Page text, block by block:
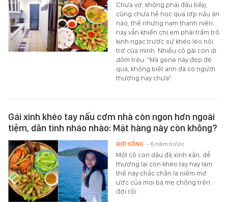
Chưa vợ, không phải đầu bếp,
cũng chưa hề học qua lớp nấu ăn
nào, thế nhưng nam thanh niên
này vẫn khiến chị em phải trầm trồ
kinh ngạc trước sự khéo léo nội
trợ của mình. Nhiều cô gái còn dí
dỏm trêu: "Mã gene này đẹp đẽ
quá, không biết anh đã có người
thương hay chưa".
Gái xinh khéo tay nấu cơm nhà còn ngon hơn ngoài
tiệm, dân tình nháo nhào: Mặt hàng này còn không?
Một cô con dâu đã xinh xắn, dễ
thương lại còn khéo tay hay làm
thế này chắc chắn là niềm mơ
ước của mọi bà mẹ chồng trên
đời rồi.
ĐỜI SỐNG - 6 năm trước